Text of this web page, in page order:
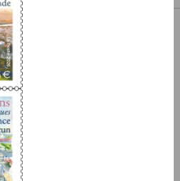
newsletter